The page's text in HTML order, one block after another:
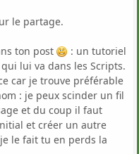
le partage.
ton post
: un tutoriel
lui va dans les Scripts.
car je trouve préférable
: je peux scinder un fil
et du coup il faut
et créer un autre
le fait tu en perds la